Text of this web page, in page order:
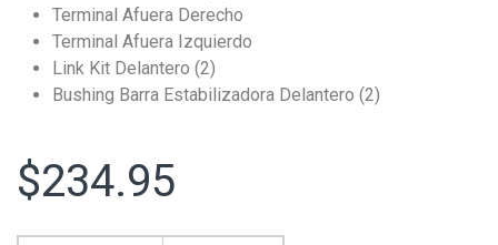
Terminal Afuera Derecho
Terminal Afuera Izquierdo
Link Kit Delantero (2)
Bushing Barra Estabilizadora Delantero (2)
$234.95